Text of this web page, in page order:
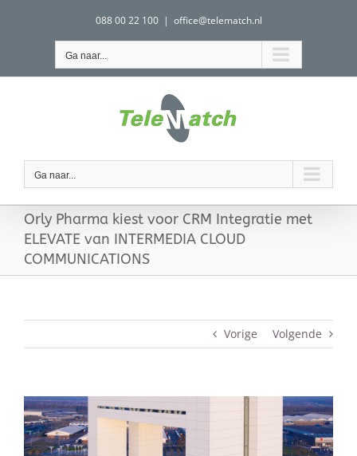
088 00 22 100 | office@telematch.nl
Ga naar...
Ga naar...
Orly Pharma kiest voor CRM Integratie met
ELEVATE van INTERMEDIA CLOUD
COMMUNICATIONS
Vorige Volgende
Bekijk
grotere
afbeelding